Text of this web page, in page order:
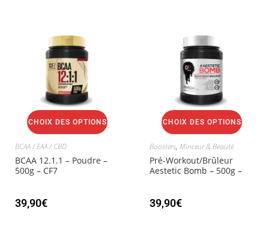
CHOIX DES OPTIONS
BCAA / EAA / CBD
BCAA 12.1.1 – Poudre –
500g – CF7
39,90€
CHOIX DES OPTIONS
Boosters, Minceur & Beauté
Pré-Workout/Brûleur
Aestetic Bomb – 500g –
39,90€